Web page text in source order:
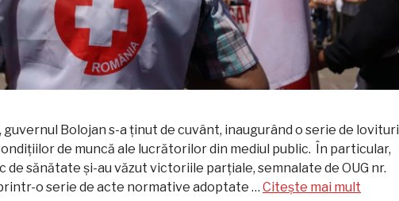
guvernul Bolojan s-a ținut de cuvânt, inaugurând o serie de lovituri
de muncă ale lucrătorilor din mediul public. În particular,
de sănătate și-au văzut victoriile parțiale, semnalate de OUG nr.
o serie de acte normative adoptate … Citește mai mult